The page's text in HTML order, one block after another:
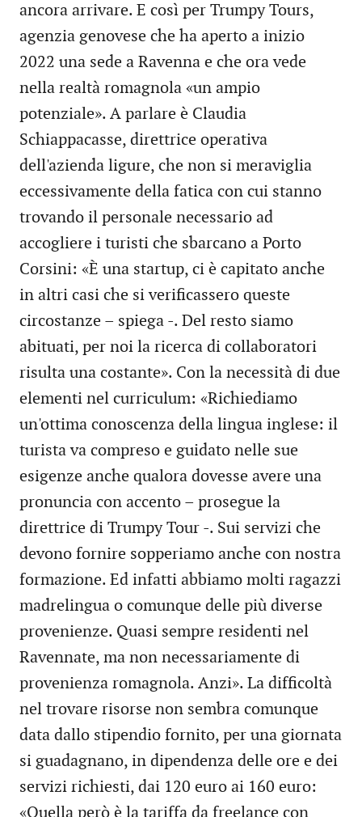
ancora arrivare. E così per Trumpy Tours,
agenzia genovese che ha aperto a inizio
2022 una sede a Ravenna e che ora vede
nella realtà romagnola «un ampio
potenziale». A parlare è Claudia
Schiappacasse, direttrice operativa
dell'azienda ligure, che non si meraviglia
eccessivamente della fatica con cui stanno
trovando il personale necessario ad
accogliere i turisti che sbarcano a Porto
Corsini: «È una startup, ci è capitato anche
in altri casi che si verificassero queste
circostanze – spiega -. Del resto siamo
abituati, per noi la ricerca di collaboratori
risulta una costante». Con la necessità di due
elementi nel curriculum: «Richiediamo
un'ottima conoscenza della lingua inglese: il
turista va compreso e guidato nelle sue
esigenze anche qualora dovesse avere una
pronuncia con accento – prosegue la
direttrice di Trumpy Tour -. Sui servizi che
devono fornire sopperiamo anche con nostra
formazione. Ed infatti abbiamo molti ragazzi
madrelingua o comunque delle più diverse
provenienze. Quasi sempre residenti nel
Ravennate, ma non necessariamente di
provenienza romagnola. Anzi». La difficoltà
nel trovare risorse non sembra comunque
data dallo stipendio fornito, per una giornata
si guadagnano, in dipendenza delle ore e dei
servizi richiesti, dai 120 euro ai 160 euro: